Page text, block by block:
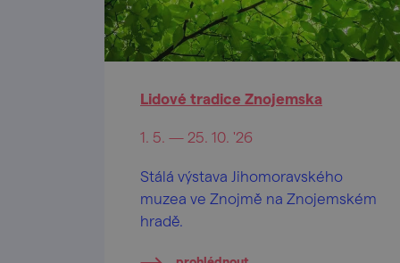
Lidové tradice Znojemska
1. 5. — 25. 10. '26
Stálá výstava Jihomoravského
muzea ve Znojmě na Znojemském
hradě.